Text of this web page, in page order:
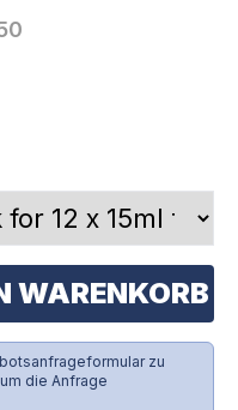
WARENKORB
zu
die Anfrage